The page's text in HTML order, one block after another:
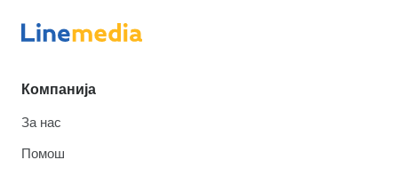
Компанија
За нас
Помош